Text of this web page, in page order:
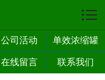
关于我们
企业文化

公司活动 单效浓缩罐
在线留言 联系我们